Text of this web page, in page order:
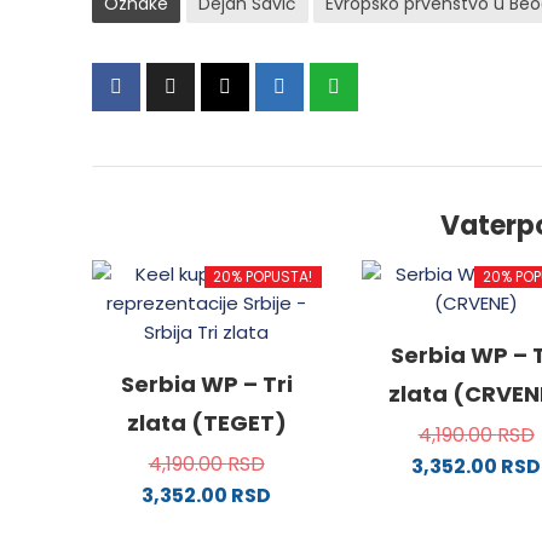
20% POPUSTA!
Serbia WP – Tri
zlata (TEGET)
4,190.00RSD
3,352.00 RSD
20%
Serbia WP –
zlata
4,190.00RSD
3,352.00 RSD